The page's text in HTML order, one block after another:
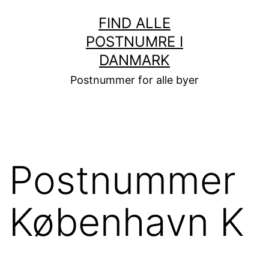
FIND ALLE
POSTNUMRE I
DANMARK
Postnummer for alle byer
Postnummer
København K